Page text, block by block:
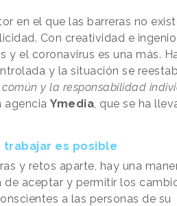
en el que las barreras no
Con creatividad e
y el coronavirus es una más.
y la situación se
y la responsabilidad
agencia Ymedia , que se ha
trabajar es posible
y retos aparte, hay una
de aceptar y permitir los
a las personas de su